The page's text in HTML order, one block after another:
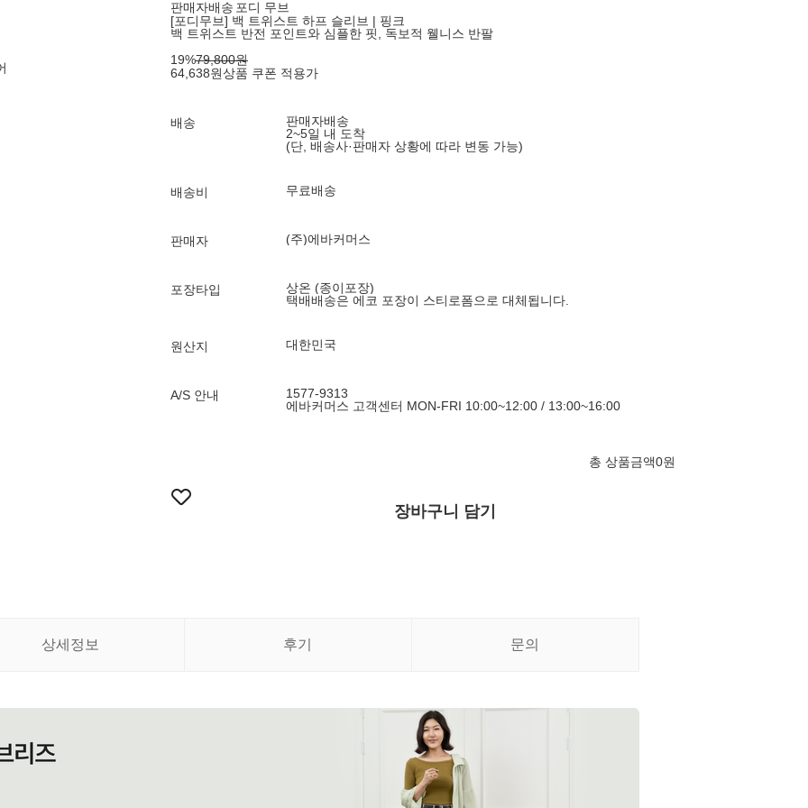
판매자배송 포디 무브
[포디무브] 백 트위스트 하프 슬리브 | 핑크
백 트위스트 반전 포인트와 심플한 핏, 독보적 웰니스 반팔
19%79,800원
64,638원상품 쿠폰 적용가
배송
판매자배송
2~5일 내 도착
(단, 배송사·판매자 상황에 따라 변동 가능)
배송비 무료배송
판매자 (주)에바커머스
포장타입
상온 (종이포장)
택배배송은 에코 포장이 스티로폼으로 대체됩니다.
원산지 대한민국
A/S 안내
1577-9313
에바커머스 고객센터 MON-FRI 10:00~12:00 / 13:00~16:00
총 상품금액0원
장바구니 담기
상세정보 후기 문의